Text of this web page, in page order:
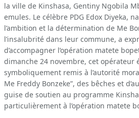
la ville de Kinshasa, Gentiny Ngobila
emules. Le célèbre PDG Edox Diyeka,
l’ambition et la détermination de Me
l’insalubrité dans leur commune, a
d’accompagner l’opération matete
dimanche 24 novembre, cet opérateur
symboliquement remis à l’autorité
Me Freddy Bonzeke”, des bêches et
guise de soutien au programme
particulièrement à l’opération matete